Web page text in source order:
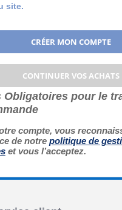
site.
CRÉER MON COMPTE
CONTINUER VOS ACHATS
Obligatoires pour le
compte, vous
de notre politique de
et vous l’acceptez.